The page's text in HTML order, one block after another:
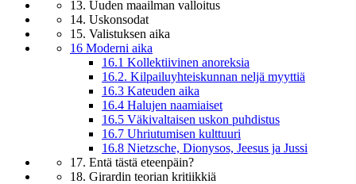
13. Uuden maailman valloitus
14. Uskonsodat
15. Valistuksen aika
16 Moderni aika
16.1 Kollektiivinen anoreksia
16.2. Kilpailuyhteiskunnan neljä myyttiä
16.3 Kateuden aika
16.4 Halujen naamiaiset
16.5 Väkivaltaisen uskon puhdistus
16.7 Uhriutumisen kulttuuri
16.8 Nietzsche, Dionysos, Jeesus ja Jussi
17. Entä tästä eteenpäin?
18. Girardin teorian kritiikkiä